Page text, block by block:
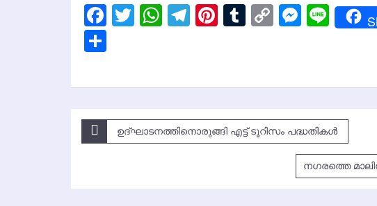
Facebook
TwitterWhatsApp
Telegram
Pinterest
Tumblr
Copy Line
Post
ഉദ്ഘാടനത്തിനൊരുങ്ങി എട്ട് ടൂറിസം പദ്ധതികള്‍
നഗരത്തെ